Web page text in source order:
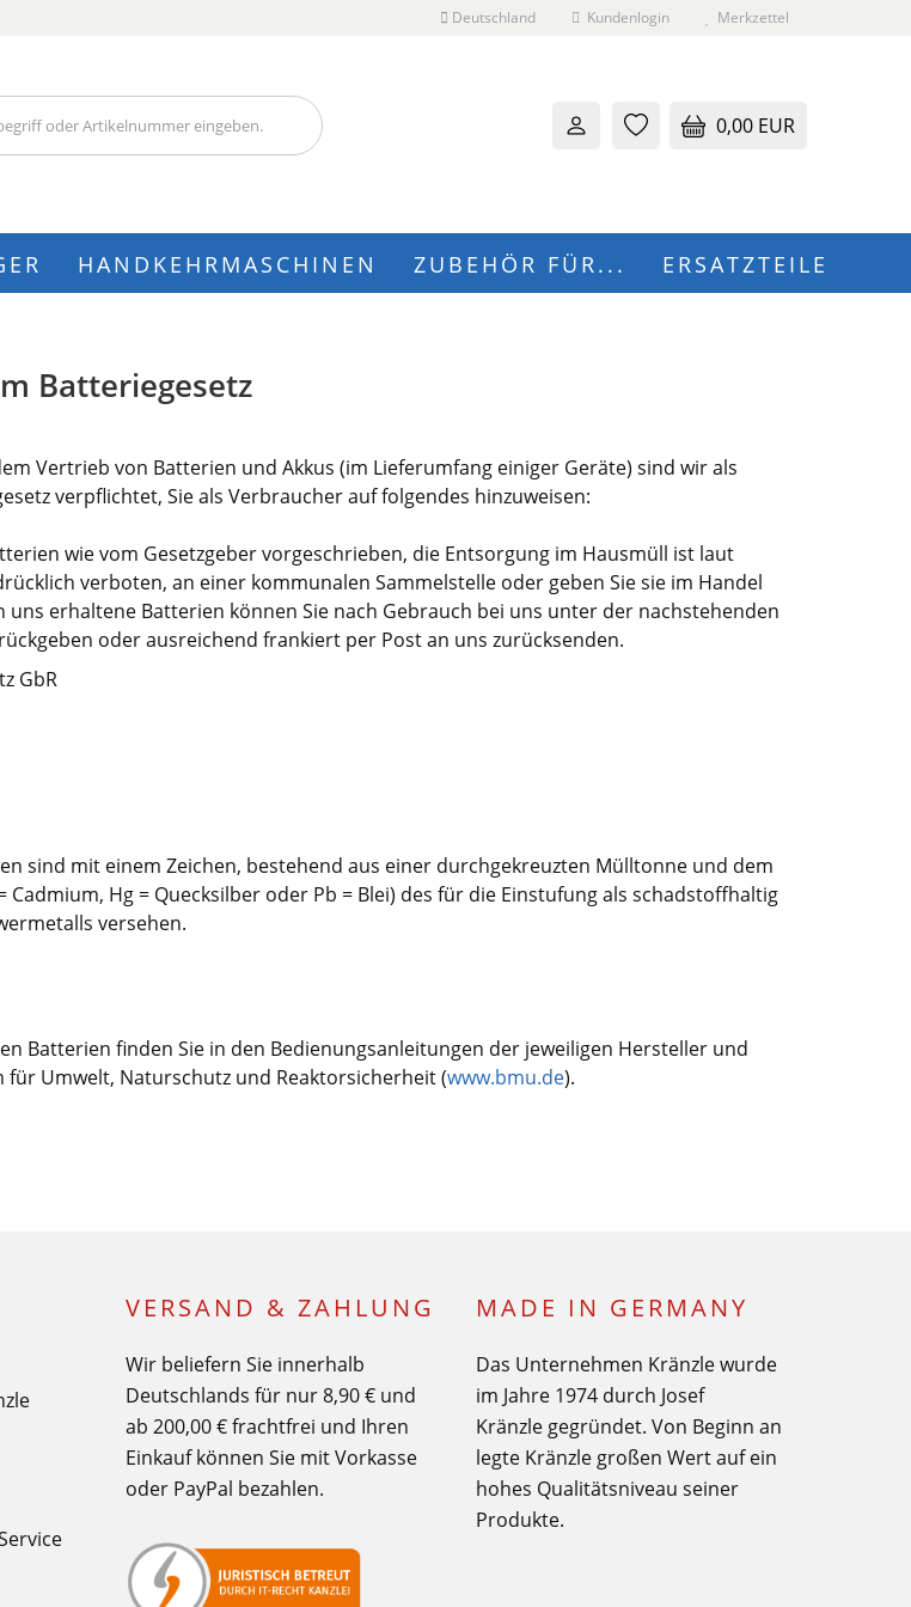
Deutschland Kundenlogin Merkzettel
0,00 EUR
HANDKEHRMASCHINEN ZUBEHÖR FÜR... ERSATZTEILE
Batteriegesetz
Vertrieb von Batterien und Akkus (im Lieferumfang einiger Geräte) sind wir als
verpflichtet, Sie als Verbraucher auf folgendes hinzuweisen:
wie vom Gesetzgeber vorgeschrieben, die Entsorgung im Hausmüll ist laut
verboten, an einer kommunalen Sammelstelle oder geben Sie sie im Handel
uns erhaltene Batterien können Sie nach Gebrauch bei uns unter der nachstehenden
oder ausreichend frankiert per Post an uns zurücksenden.
GbR
sind mit einem Zeichen, bestehend aus einer durchgekreuzten Mülltonne und dem
Cadmium, Hg = Quecksilber oder Pb = Blei) des für die Einstufung als schadstoffhaltig
versehen.
Batterien finden Sie in den Bedienungsanleitungen der jeweiligen Hersteller und
Umwelt, Naturschutz und Reaktorsicherheit (www.bmu.de).
VERSAND & ZAHLUNG
Wir beliefern Sie innerhalb
Deutschlands für nur 8,90 € und
ab 200,00 € frachtfrei und Ihren
Einkauf können Sie mit Vorkasse
oder PayPal bezahlen.
MADE IN GERMANY
Das Unternehmen Kränzle wurde
im Jahre 1974 durch Josef
Kränzle gegründet. Von Beginn an
legte Kränzle großen Wert auf ein
hohes Qualitätsniveau seiner
Produkte.